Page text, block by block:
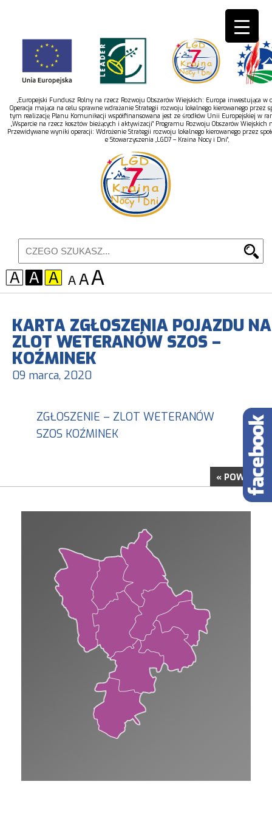
„Europejski Fundusz Rolny na rzecz Rozwoju Obszarów Wiejskich: Europa inwestująca w
Operacja mająca na celu sprawne wdrażanie Strategii rozwoju lokalnego kierowanego przez
tym realizację Planu Komunikacji współfinansowana jest ze środków Unii Europejskiej w
„Wsparcie na rzecz kosztów bieżących i aktywizacji” Programu Rozwoju Obszarów Wiejskich
Przewidywane wyniki operacji: Wdrożenie Strategii rozwoju lokalnego kierowanego przez
e Stowarzyszenia „LGD7 – Kraina Nocy i Dni”,
KARTA ZGŁOSZENIA POJAZDU NA
ZLOT WETERANÓW SZOS –
KOŹMINEK
09 marca, 2020
ZGŁOSZENIE – ZLOT WETERANÓW
SZOS KOŹMINEK
« POWRÓT